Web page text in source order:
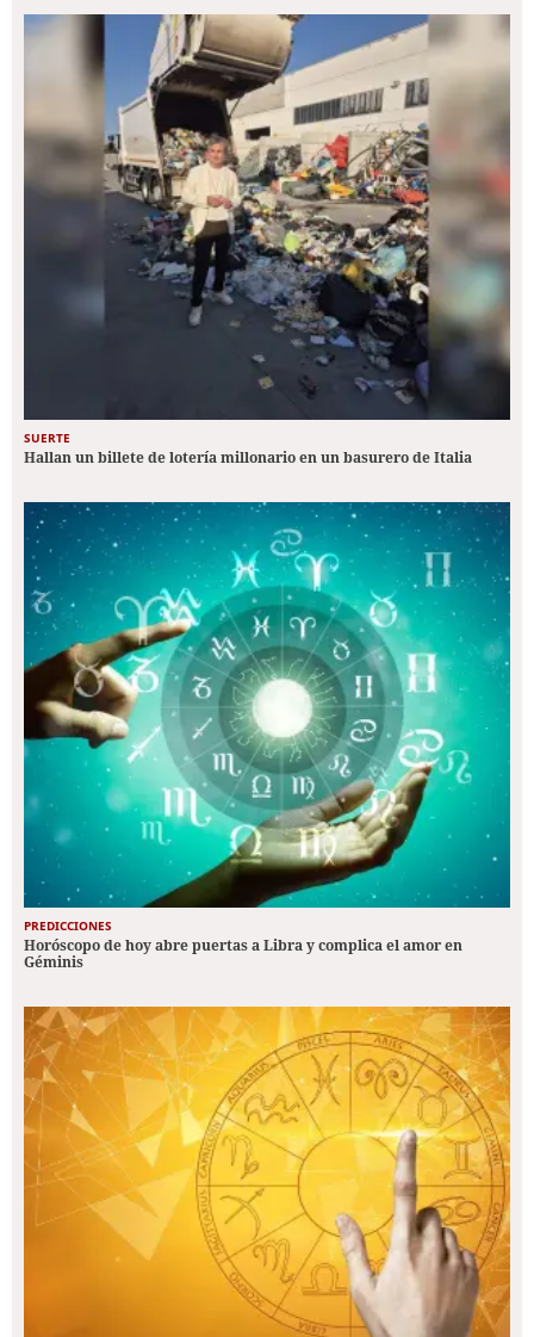
SUERTE
Hallan un billete de lotería millonario en un basurero de Italia
PREDICCIONES
Horóscopo de hoy abre puertas a Libra y complica el amor en
Géminis